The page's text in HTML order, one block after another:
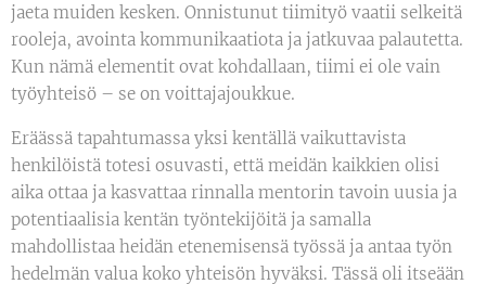
jaeta muiden kesken. Onnistunut tiimityö vaatii selkeitä
rooleja, avointa kommunikaatiota ja jatkuvaa palautetta.
Kun nämä elementit ovat kohdallaan, tiimi ei ole vain
työyhteisö – se on voittajajoukkue.
Eräässä tapahtumassa yksi kentällä vaikuttavista
henkilöistä totesi osuvasti, että meidän kaikkien olisi
aika ottaa ja kasvattaa rinnalla mentorin tavoin uusia ja
potentiaalisia kentän työntekijöitä ja samalla
mahdollistaa heidän etenemisensä työssä ja antaa työn
hedelmän valua koko yhteisön hyväksi. Tässä oli itseään